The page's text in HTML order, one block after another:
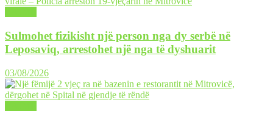
Sulmohet fizikisht një person nga dy serbë në
Leposaviq, arrestohet një nga të dyshuarit
03/08/2026